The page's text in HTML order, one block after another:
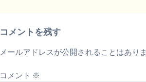
コメントを残す
メールアドレスが公開されることはあり
コメント ※